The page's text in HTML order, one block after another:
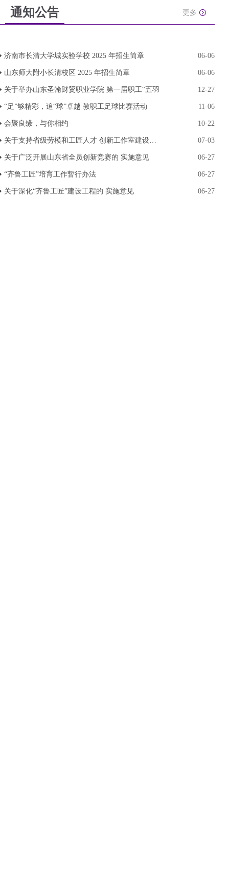
通知公告 更多
济南市长清大学城实验学校 2025 年招生简章 06-06
山东师大附小长清校区 2025 年招生简章 06-06
关于举办山东圣翰财贸职业学院 第一届职工“五羽 12-27
“足”够精彩，追“球”卓越 教职工足球比赛活动 11-06
会聚良缘，与你相约 10-22
关于支持省级劳模和工匠人才 创新工作室建设的实 07-03
关于广泛开展山东省全员创新竞赛的 实施意见 06-27
“齐鲁工匠”培育工作暂行办法 06-27
关于深化“齐鲁工匠”建设工程的 实施意见 06-27